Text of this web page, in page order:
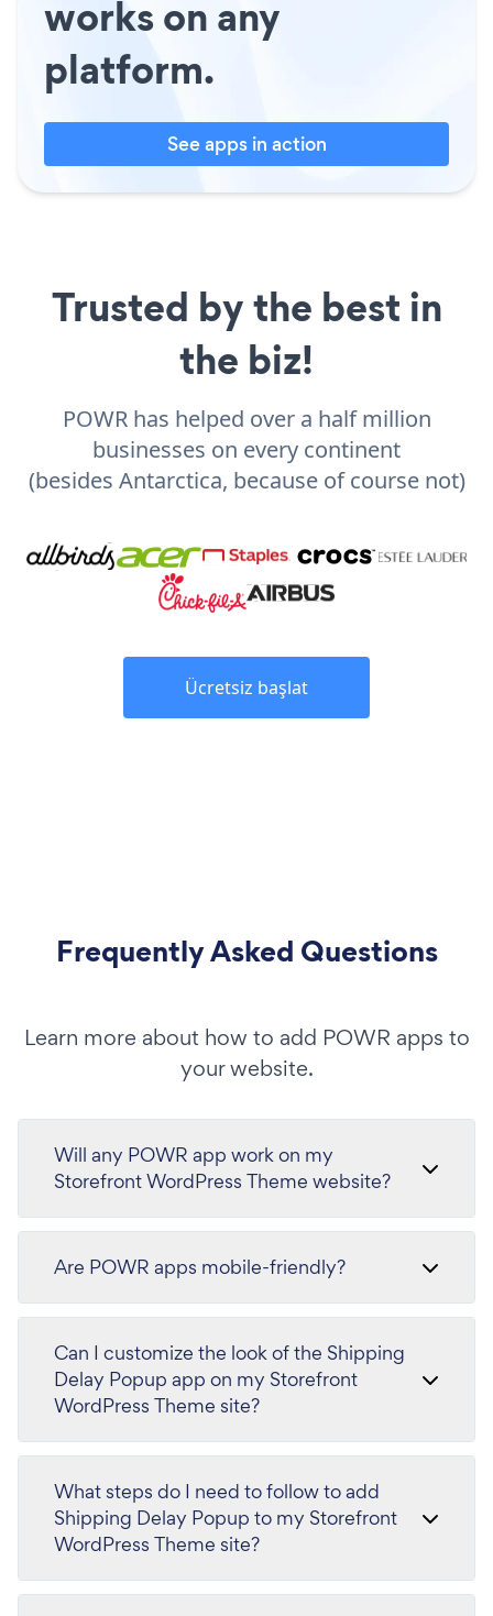
works on any
platform.
See apps in action
Trusted by the best in
the biz!
POWR has helped over a half million
businesses on every continent
(besides Antarctica, because of course not)
Ücretsiz başlat
Frequently Asked Questions
Learn more about how to add POWR apps to
your website.
Will any POWR app work on my
Storefront WordPress Theme website?
Are POWR apps mobile-friendly?
Can I customize the look of the Shipping
Delay Popup app on my Storefront
WordPress Theme site?
What steps do I need to follow to add
Shipping Delay Popup to my Storefront
WordPress Theme site?